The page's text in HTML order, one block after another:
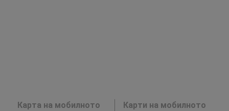
Карта на мобилното
Карти на мобилното